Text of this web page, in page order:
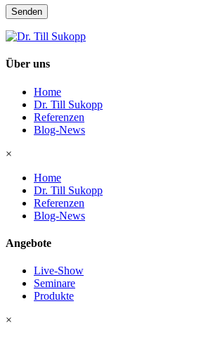
Senden
Über uns
Home
Dr. Till Sukopp
Referenzen
Blog-News
×
Home
Dr. Till Sukopp
Referenzen
Blog-News
Angebote
Live-Show
Seminare
Produkte
×